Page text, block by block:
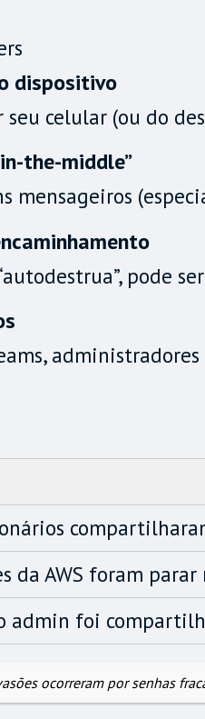
dispositivo
celular (ou do
the-middle”
mensageiros
pode
da AWS foram
admin foi
ocorreram por senhas